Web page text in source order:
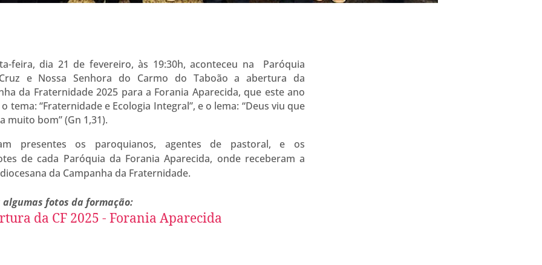
feira, dia 21 de fevereiro, às 19:30h, aconteceu na Paróquia
e Nossa Senhora do Carmo do Taboão a abertura da
da Fraternidade 2025 para a Forania Aparecida, que este ano
tema: “Fraternidade e Ecologia Integral”, e o lema: “Deus viu que
muito bom” (Gn 1,31).
presentes os paroquianos, agentes de pastoral, e os
de cada Paróquia da Forania Aparecida, onde receberam a
da Campanha da Fraternidade.
algumas fotos da formação: